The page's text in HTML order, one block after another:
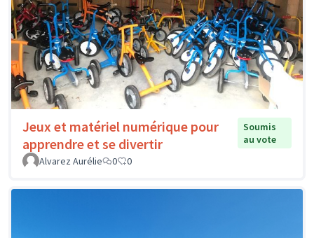
Jeux et matériel numérique pour
apprendre et se divertir
Soumis
au vote
Alvarez Aurélie
0 0